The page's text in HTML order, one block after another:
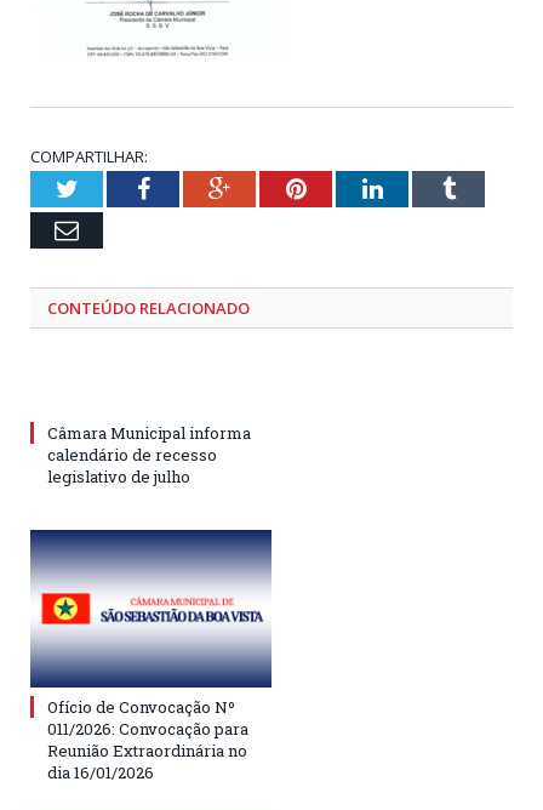
COMPARTILHAR:
TwitterFacebookGoogle+PinterestLinkedInTumblr
Email
CONTEÚDO RELACIONADO
Câmara Municipal informa
calendário de recesso
legislativo de julho
Ofício de Convocação Nº
011/2026: Convocação para
Reunião Extraordinária no
dia 16/01/2026